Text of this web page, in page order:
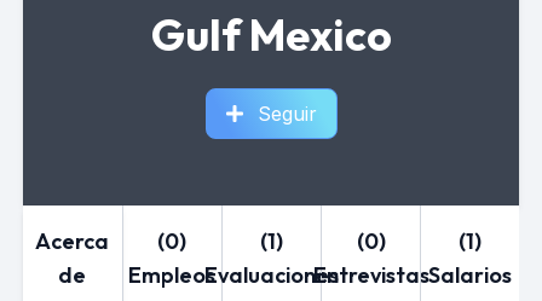
Gulf Mexico
Seguir
Acerca
de
(0)
Empleos
(1)
Evaluaciones
(0)
Entrevistas
(1)
Salarios